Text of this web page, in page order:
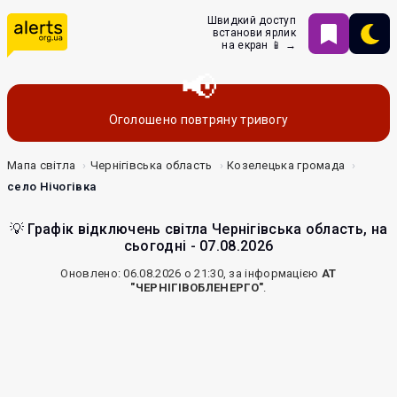
Швидкий доступ
встанови ярлик
на екран 📱 →
Оголошено повтряну тривогу
Мапа світла Чернігівська область
Козелецька громада
село Нічогівка
💡 Графік відключень світла Чернігівська область, на
сьогодні - 07.08.2026
Оновлено: 06.08.2026 о 21:30, за інформацією АТ
"ЧЕРНІГІВОБЛЕНЕРГО".